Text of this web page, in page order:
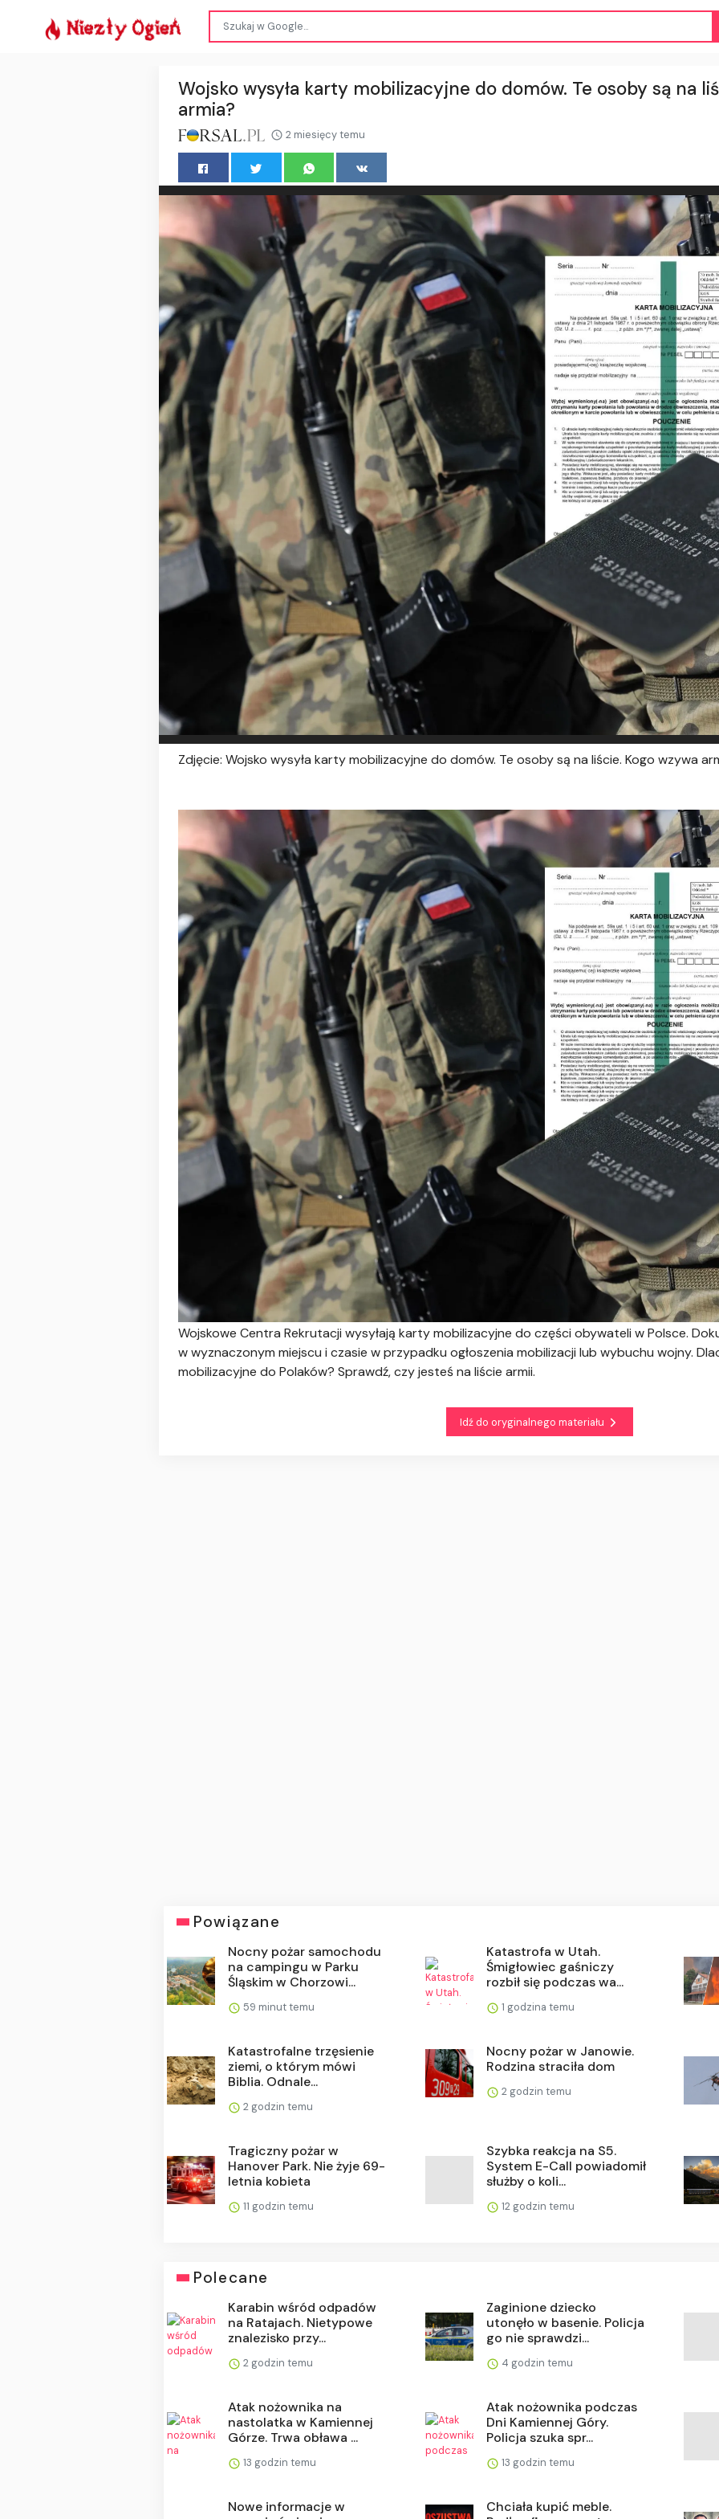
Wojsko wysyła karty mobilizacyjne do domów. Te osoby są na
armia?
2 miesięcy temu
Zdjęcie: Wojsko wysyła karty mobilizacyjne do domów. Te osoby są na liście. Kogo wzywa
Wojskowe Centra Rekrutacji wysyłają karty mobilizacyjne do części obywateli w Polsce.
w wyznaczonym miejscu i czasie w przypadku ogłoszenia mobilizacji lub wybuchu wojny.
mobilizacyjne do Polaków? Sprawdź, czy jesteś na liście armii.
Idź do oryginalnego materiału
Powiązane
Nocny pożar samochodu
na campingu w Parku
Śląskim w Chorzowi...
59 minut temu
Katastrofa w Utah.
Śmigłowiec gaśniczy
rozbił się podczas wa...
1 godzina temu
Katastrofalne trzęsienie
ziemi, o którym mówi
Biblia. Odnale...
2 godzin temu
Nocny pożar w Janowie.
Rodzina straciła dom
2 godzin temu
Tragiczny pożar w
Hanover Park. Nie żyje 69-
letnia kobieta
11 godzin temu
Szybka reakcja na S5.
System E-Call powiadomił
służby o koli...
12 godzin temu
Polecane
Karabin wśród odpadów
na Ratajach. Nietypowe
znalezisko przy...
2 godzin temu
Zaginione dziecko
utonęło w basenie. Policja
go nie sprawdzi...
4 godzin temu
Atak nożownika na
nastolatka w Kamiennej
Górze. Trwa obława ...
13 godzin temu
Atak nożownika podczas
Dni Kamiennej Góry.
Policja szuka spr...
13 godzin temu
Nowe informacje w
Chciała kupić meble.